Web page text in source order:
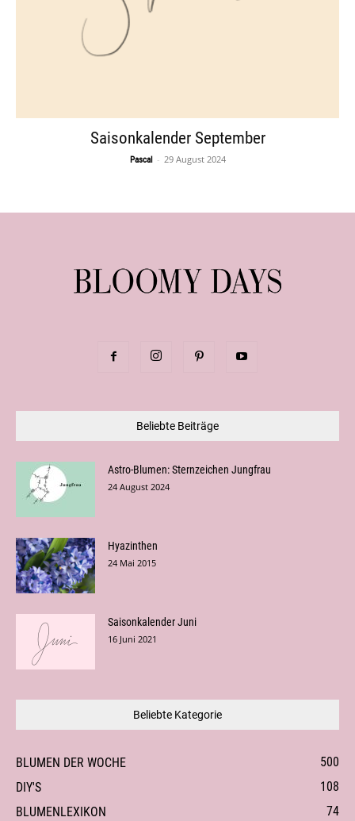
Saisonkalender September
Pascal - 29 August 2024
Beliebte Beiträge
Astro-Blumen: Sternzeichen Jungfrau
24 August 2024
Hyazinthen
24 Mai 2015
Saisonkalender Juni
16 Juni 2021
Beliebte Kategorie
BLUMEN DER WOCHE
500
DIY'S
108
BLUMENLEXIKON
74